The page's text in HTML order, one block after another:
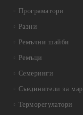
Програматори
Разни
Ремъчни шайби
Ремъци
Семеринги
Съединители за
Терморегулатори